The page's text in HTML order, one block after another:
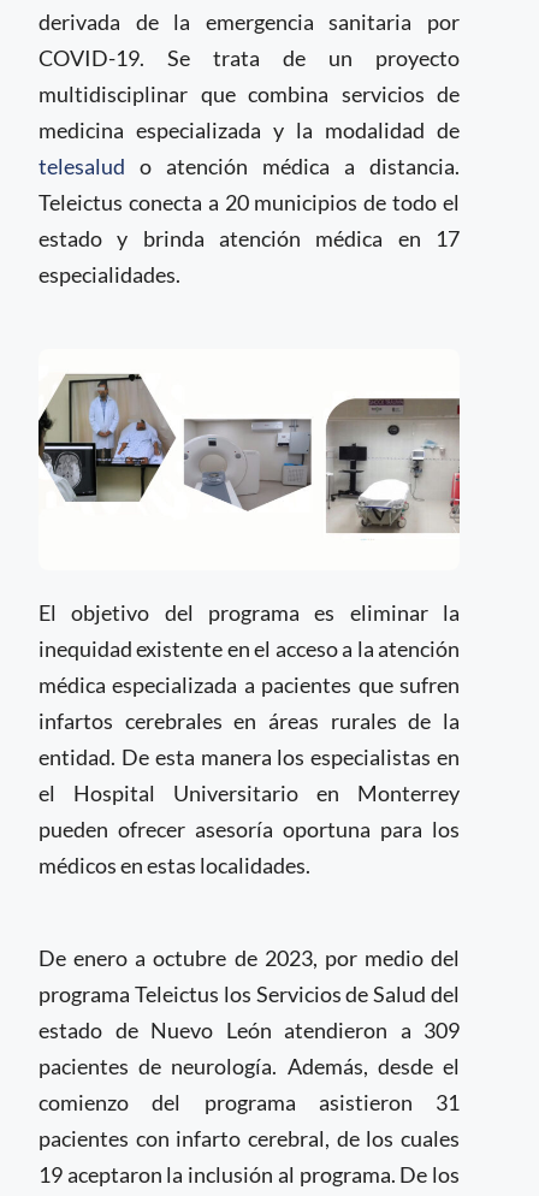
derivada de la emergencia sanitaria por
COVID-19. Se trata de un proyecto
multidisciplinar que combina servicios de
medicina especializada y la modalidad de
telesalud o atención médica a distancia.
Teleictus conecta a 20 municipios de todo el
estado y brinda atención médica en 17
especialidades.
El objetivo del programa es eliminar la
inequidad existente en el acceso a la atención
médica especializada a pacientes que sufren
infartos cerebrales en áreas rurales de la
entidad. De esta manera los especialistas en
el Hospital Universitario en Monterrey
pueden ofrecer asesoría oportuna para los
médicos en estas localidades.
De enero a octubre de 2023, por medio del
programa Teleictus los Servicios de Salud del
estado de Nuevo León atendieron a 309
pacientes de neurología. Además, desde el
comienzo del programa asistieron 31
pacientes con infarto cerebral, de los cuales
19 aceptaron la inclusión al programa. De los